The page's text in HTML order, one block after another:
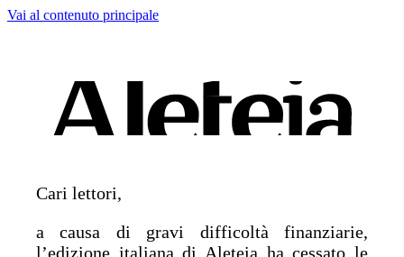
Vai al contenuto principale
Cari lettori,
a causa di gravi difficoltà finanziarie,
l’edizione italiana di Aleteia ha cessato le